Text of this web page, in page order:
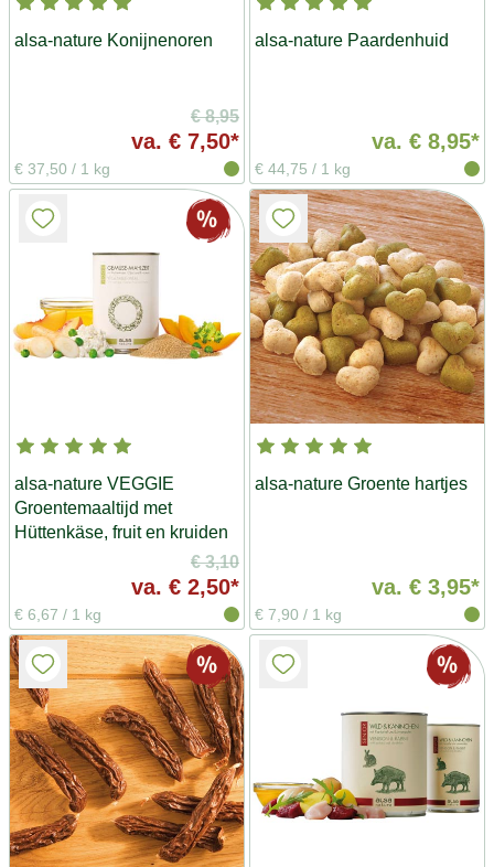
alsa-nature Konijnenoren
€ 8,95
va. € 7,50*
€ 37,50 / 1 kg
alsa-nature Paardenhuid
va. € 8,95*
€ 44,75 / 1 kg
alsa-nature VEGGIE
Groentemaaltijd met
Hüttenkäse, fruit en kruiden
€ 3,10
va. € 2,50*
€ 6,67 / 1 kg
alsa-nature Groente hartjes
va. € 3,95*
€ 7,90 / 1 kg